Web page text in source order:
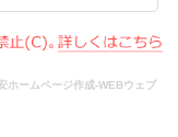
ホームページ作成-WEBウェブ